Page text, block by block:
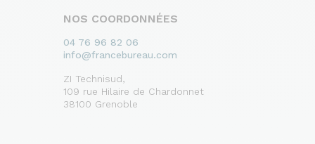
NOS COORDONNÉES
04 76 96 82 06
info@francebureau.com
ZI Technisud,
109 rue Hilaire de Chardonnet
38100 Grenoble